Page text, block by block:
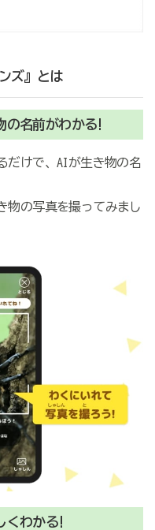
ズ』 とは
名前がわかる!
だけで、AIが生き物の名
の写真を撮ってみまし
くわかる!